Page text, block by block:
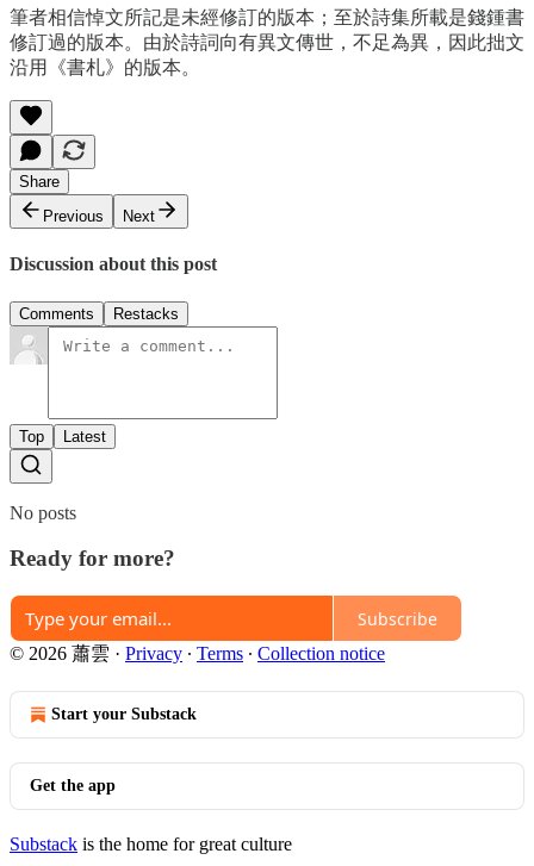
筆者相信悼文所記是未經修訂的版本；至於詩集所載是錢鍾書
修訂過的版本。由於詩詞向有異文傳世，不足為異，因此拙文
沿用《書札》的版本。
Share
Previous
Next
Discussion about this post
Comments Restacks
Top Latest
No posts
Ready for more?
Subscribe
© 2026 蕭雲 · Privacy ∙ Terms ∙ Collection notice
Start your Substack
Get the app
Substack is the home for great culture